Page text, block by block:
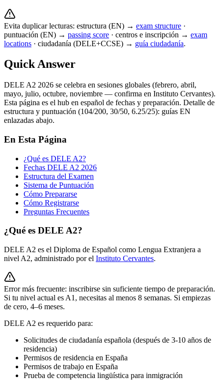
Evita duplicar lecturas: estructura (EN) → exam structure ·
puntuación (EN) → passing score · centros e inscripción → exam
locations · ciudadanía (DELE+CCSE) → guía ciudadanía.
Quick Answer
DELE A2 2026 se celebra en sesiones globales (febrero, abril,
mayo, julio, octubre, noviembre — confirma en Instituto Cervantes).
Esta página es el hub en español de fechas y preparación. Detalle de
estructura y puntuación (104/200, 30/50, 6.25/25): guías EN
enlazadas abajo.
En Esta Página
¿Qué es DELE A2?
Fechas DELE A2 2026
Estructura del Examen
Sistema de Puntuación
Cómo Prepararse
Cómo Registrarse
Preguntas Frecuentes
¿Qué es DELE A2?
DELE A2 es el Diploma de Español como Lengua Extranjera a
nivel A2, administrado por el Instituto Cervantes.
Error más frecuente: inscribirse sin suficiente tiempo de preparación.
Si tu nivel actual es A1, necesitas al menos 8 semanas. Si empiezas
de cero, 4–6 meses.
DELE A2 es requerido para:
Solicitudes de ciudadanía española (después de 3-10 años de
residencia)
Permisos de residencia en España
Permisos de trabajo en España
Prueba de competencia lingüística para inmigración